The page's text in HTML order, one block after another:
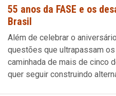
55 anos da FASE e os
Brasil
Além de celebrar o
questões que ultrapassam
caminhada de mais de cinco
quer seguir construindo